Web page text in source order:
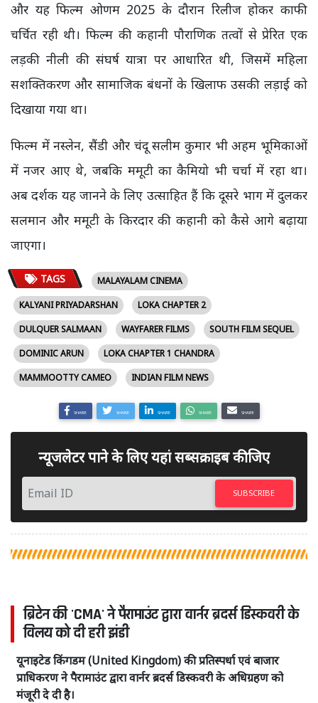
और यह फिल्म ओणम 2025 के दौरान रिलीज होकर काफी
चर्चित रही थी। फिल्म की कहानी पौराणिक तत्वों से प्रेरित एक
लड़की नीली की संघर्ष यात्रा पर आधारित थी, जिसमें महिला
सशक्तिकरण और सामाजिक बंधनों के खिलाफ उसकी लड़ाई को
दिखाया गया था।
फिल्म में नस्लेन, सैंडी और चंदू सलीम कुमार भी अहम भूमिकाओं
में नजर आए थे, जबकि ममूटी का कैमियो भी चर्चा में रहा था।
अब दर्शक यह जानने के लिए उत्साहित हैं कि दूसरे भाग में दुलकर
सलमान और ममूटी के किरदार की कहानी को कैसे आगे बढ़ाया
जाएगा।
TAGS
MALAYALAM CINEMA
KALYANI PRIYADARSHAN
LOKA CHAPTER 2
DULQUER SALMAAN
WAYFARER FILMS
SOUTH FILM SEQUEL
DOMINIC ARUN
LOKA CHAPTER 1 CHANDRA
MAMMOOTTY CAMEO
INDIAN FILM NEWS
SHARE SHARE SHARE SHARE SHARE
न्यूजलेटर पाने के लिए यहां सब्सक्राइब कीजिए
SUBSCRIBE
ब्रिटेन की 'CMA' ने पैरामाउंट द्वारा वार्नर ब्रदर्स डिस्कवरी के
विलय को दी हरी झंडी
यूनाइटेड किंगडम (United Kingdom) की प्रतिस्पर्धा एवं बाजार
प्राधिकरण ने पैरामाउंट द्वारा वार्नर ब्रदर्स डिस्कवरी के अधिग्रहण को
मंजूरी दे दी है।